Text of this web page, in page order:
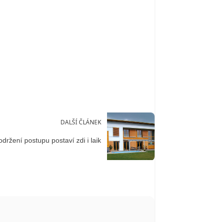
DALŠÍ ČLÁNEK
postupu postaví zdi i laik